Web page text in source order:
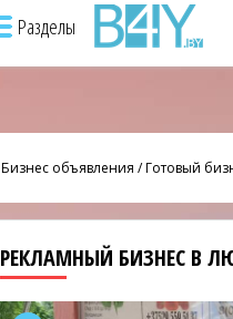
Разделы
Бизнес объявления /Готовый
РЕКЛАМНЫЙ БИЗНЕС В